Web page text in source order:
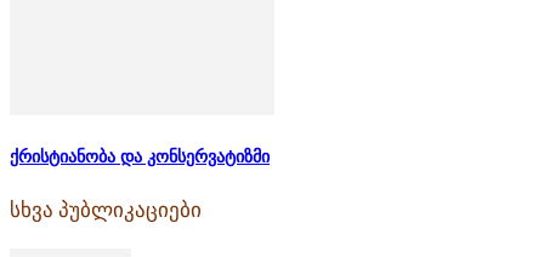
ქრისტიანობა და კონსერვატიზმი
სხვა პუბლიკაციები